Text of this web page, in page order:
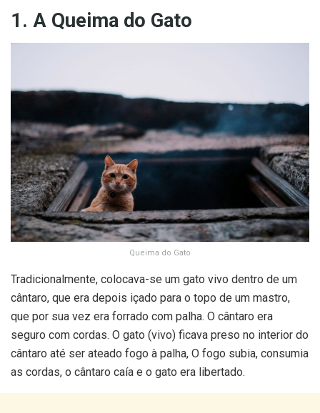
1. A Queima do Gato
Queima do Gato
Tradicionalmente, colocava-se um gato vivo dentro de um
cântaro, que era depois içado para o topo de um mastro,
que por sua vez era forrado com palha. O cântaro era
seguro com cordas. O gato (vivo) ficava preso no interior do
cântaro até ser ateado fogo à palha, O fogo subia, consumia
as cordas, o cântaro caía e o gato era libertado.